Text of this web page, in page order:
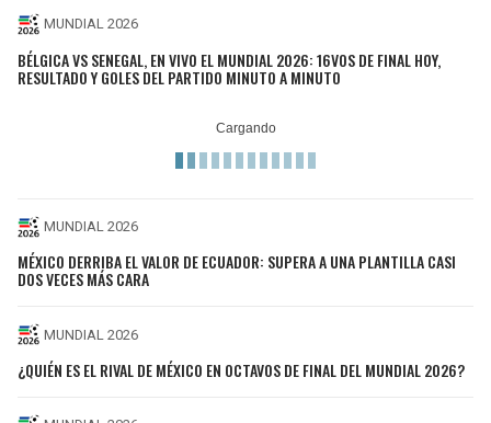
MUNDIAL 2026
BÉLGICA VS SENEGAL, EN VIVO EL MUNDIAL 2026: 16VOS DE FINAL HOY,
RESULTADO Y GOLES DEL PARTIDO MINUTO A MINUTO
MUNDIAL 2026
MÉXICO DERRIBA EL VALOR DE ECUADOR: SUPERA A UNA PLANTILLA CASI
DOS VECES MÁS CARA
MUNDIAL 2026
¿QUIÉN ES EL RIVAL DE MÉXICO EN OCTAVOS DE FINAL DEL MUNDIAL 2026?